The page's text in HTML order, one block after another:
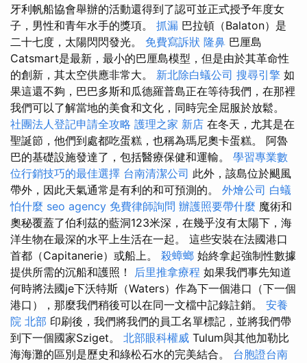
牙利帆船協會舉辦的活動還得到了認可並正式授予年度女
子，男性和青年水手的獎項。 抓漏 巴拉頓（Balaton）是
二十七度，太陽閃閃發光。 免費寫訴狀 隆鼻 巴厘島
Catsmart是最新，最小的巴厘島模型，但是由於其革命性
的創新，其太空供應非常大。 新北除白蟻公司 搜尋引擎 如
果這還不夠，巴巴多斯和瓜德羅普島正在等待我們，在那裡
我們可以了解當地的美食和文化，同時完全屈服於放鬆。
社團法人登記申請全攻略 護理之家 新店 在冬天，尤其是在
聖誕節，他們到處都吃蛋糕，也稱為瑪尼奧卡蛋糕。 阿魯
巴的基礎設施發達了，包括醫療保健和運輸。 學習專業數
位行銷技巧的最佳選擇 台南清潔公司 此外，該島位於颶風
帶外，因此天氣通常是有利的和可預測的。 外燴公司 白蟻
怕什麼 seo agency 免費律師詢問 辦護照要帶什麼 魔術和
奧秘覆蓋了伯利茲的藍洞123米深，在幾乎沒有太陽下，海
洋生物在最深的水平上生活在一起。 這些安裝在法國港口
首都（Capitanerie）或船上。 殺蟑螂 始終拿起強制性數據
提供所需的沉船和護照！ 后里推拿療程 如果我們事先知道
何時將法國je下沃特斯（Waters）作為下一個港口（下一個
港口），那麼我們稍後可以在同一文檔中記錄註銷。 安養
院 北部 印刷後，我們將我們的員工名單標記，並將我們帶
到下一個國家Sziget。 北部眼科權威 Tulum與其他加勒比
海海灘的區別是歷史和綠松石水的完美結合。 台胞證台南